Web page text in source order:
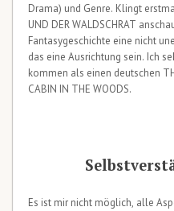
Drama) und Genre. Klingt
UND DER WALDSCHRAT
Fantasygeschichte eine nicht
das eine Ausrichtung sein. Ich
kommen als einen deutschen
CABIN IN THE WOODS.
Es ist mir nicht möglich, alle